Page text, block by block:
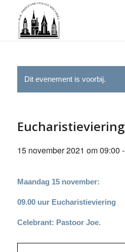
Dit evenement is voorbij.
Eucharistieviering
15 november 2021 om 09:00 -
Maandag 15 november:
09.00 uur Eucharistieviering
Celebrant: Pastoor Joe.